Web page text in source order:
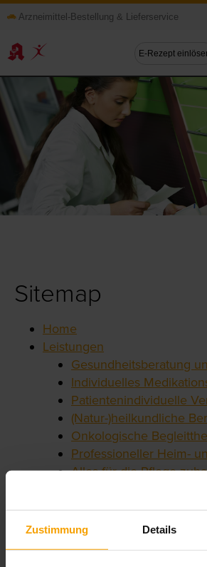
Zustimmung Details
Arzneimittel-Bestellung & Lieferservice
E-Rezept
Sitemap
Home
Leistungen
Gesundheitsberatung
Individuelles
Patientenindividuelle
(Natur-)heilkundliche
Onkologische
Professioneller Heim-
Alles für die Pflege
Wir impfen
Medical Cannabis